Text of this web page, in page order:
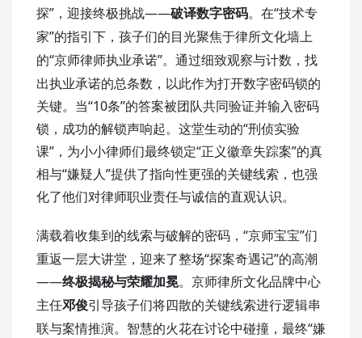
探”，迎接终极挑战——破译数字密码。 在“技术专
家”的指引下，孩子们的目光聚焦于律所文化墙上
的“京师律师执业承诺”。通过细致观察与计数，找
出执业承诺的总条数，以此作为打开数字密码锁的
关键。当“10条”的答案被团队共同验证并输入密码
锁，成功的解锁声响起。这堂生动的“刑侦实验
课”，为小小律师们最终锁定“正义徽章失踪案”的真
相与“嫌疑人”提供了指向性更强的关键线索，也强
化了他们对律师职业责任与诚信的直观认识。
满载着收集到的线索与破解的密码， “京师宝宝”们
重返一层大讲堂，迎来了整场“探案奇遇记”的高潮
——终极揭秘与荣耀加冕。京师律所文化品牌中心
主任邓俊引导孩子们将四散的关键线索进行逻辑串
联与案情推演。智慧的火花在讨论中碰撞，最终“嫌